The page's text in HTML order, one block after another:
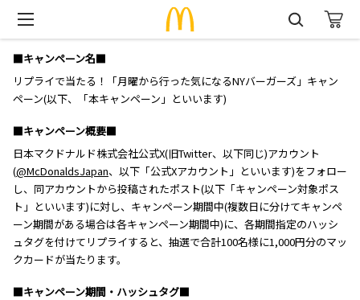
■キャンペーン名■
リプライで当たる！「月曜から行った気になるNYバーガーズ」キャン
ペーン(以下、「本キャンペーン」といいます)
■キャンペーン概要■
日本マクドナルド株式会社公式X(旧Twitter、以下同じ)アカウント
(@McDonaldsJapan、以下「公式Xアカウント」といいます)をフォロー
し、同アカウントから投稿されたポスト(以下「キャンペーン対象ポス
ト」といいます)に対し、キャンペーン期間中(複数日に分けてキャンペ
ーン期間がある場合は各キャンペーン期間中)に、各期間指定のハッシ
ュタグを付けてリプライすると、抽選で合計100名様に1,000円分のマッ
クカードが当たります。
■キャンペーン期間・ハッシュタグ■